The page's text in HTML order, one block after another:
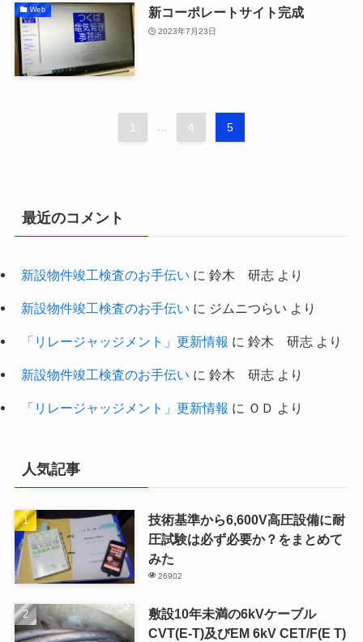
Web 新コーポレートサイト完成
2023年7月23日
1 ... 4 5
最近のコメント
新設物件竣工検査のお手伝い に 鈴木 研志より
新設物件竣工検査のお手伝い に ジムニつらい より
「リレージャッジメント」更新情報 に 鈴木 研志より
新設物件竣工検査のお手伝い に 鈴木 研志より
「リレージャッジメント」更新情報 に ＯＤ より
人気記事
技術基準から6,600V高圧設備に耐
圧試験は必ず必要か？をまとめて
みた
26902
敷設10年未満の6kVケーブル
CVT(E-T)及びEM 6kV CET/F(E T)